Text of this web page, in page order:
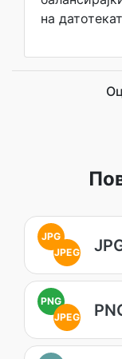
на
JPG
JPEG
PNG
JPEG